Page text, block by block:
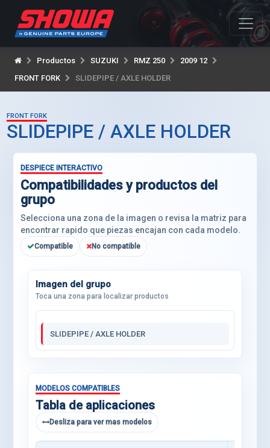
Productos SUZUKI RMZ 250
2009 12
FRONT FORK
SLIDEPIPE / AXLE HOLDER
FRONT FORK
SLIDEPIPE / AXLE HOLDER
DESPIECE INTERACTIVO
Compatibilidades y productos del
grupo
Selecciona una zona de la imagen o revisa la matriz para
encontrar rapido que piezas encajan con cada modelo.
Compatible No compatible
Imagen del grupo
Toca una zona para localizar productos
SLIDEPIPE / AXLE HOLDER
MODELOS COMPATIBLES
Tabla de aplicaciones
Desliza para ver mas modelos